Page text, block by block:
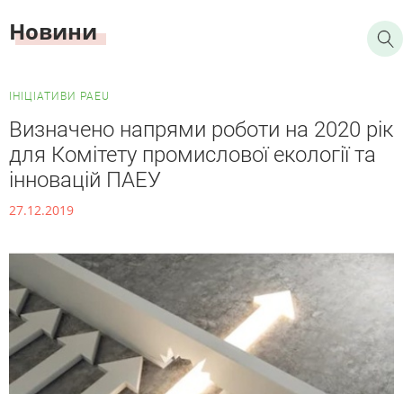
Новини
ІНІЦІАТИВИ PAEU
Визначено напрями роботи на 2020 рік
для Комітету промислової екології та
інновацій ПАЕУ
27.12.2019